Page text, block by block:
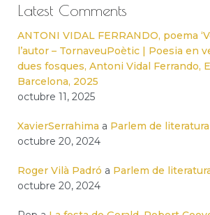
Latest Comments
ANTONI VIDAL FERRANDO, poema
l’autor – TornaveuPoètic | Poesia en
dues fosques, Antoni Vidal Ferrando,
Barcelona, 2025
octubre 11, 2025
XavierSerrahima a Parlem de
octubre 20, 2024
Roger Vilà Padró a Parlem de
octubre 20, 2024